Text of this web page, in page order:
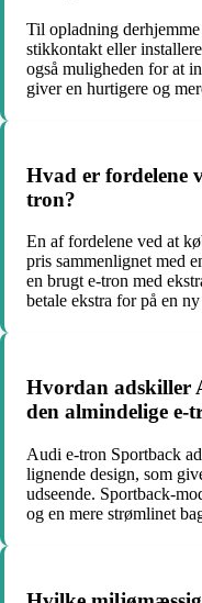
Til opladning
stikkontakt eller
også muligheden for at
giver en hurtigere og
Hvad er fordelene
tron?
En af fordelene ved at
pris sammenlignet med
en brugt e-tron med
betale ekstra for på en
Hvordan adskiller
den almindelige e-
Audi e-tron Sportback
lignende design, som
udseende. Sportback-
og en mere strømlinet